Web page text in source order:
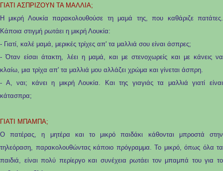
ΓΙΑΤΙ ΑΣΠΡΙΖΟΥΝ ΤΑ ΜΑΛΛΙΑ;
Η μικρή Λουκία παρακολουθούσε τη μαμά της, που καθάριζε πατάτες.
Κάποια στιγμή ρωτάει η μικρή Λουκία:
- Γιατί, καλέ μαμά, μερικές τρίχες απ' τα μαλλιά σου είναι άσπρες;
- Όταν είσαι άτακτη, λέει η μαμά, και με στενοχωρείς και με κάνεις να
κλαίω, μια τρίχα απ' τα μαλλιά μου αλλάζει χρώμα και γίνεται άσπρη.
- Α, ναι; κάνει η μικρή Λουκία. Και της γιαγιάς τα μαλλιά γιατί είναι
κάτασπρα;
ΓΙΑΤΙ ΜΠΑΜΠΑ;
Ο πατέρας, η μητέρα και το μικρό παιδάκι κάθονται μπροστά στην
τηλεόραση, παρακολουθώντας κάποιο πρόγραμμα. Το μικρό, όπως όλα τα
παιδιά, είναι πολύ περίεργο και συνέχεια ρωτάει τον μπαμπά του για το